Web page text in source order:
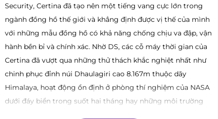
Security, Certina đã tạo nên một tiếng vang cực lớn trong
ngành đồng hồ thế giới và khẳng định được vị thế của mình
với những mẫu đồng hồ có khả năng chống chịu va đập, vận
hành bền bỉ và chính xác. Nhờ DS, các cỗ máy thời gian của
Certina đã vượt qua những thử thách khắc nghiệt nhất như
chinh phục đỉnh núi Dhaulagiri cao 8.167m thuộc dãy
Himalaya, hoạt động ổn định ở phòng thí nghiệm của NASA
dưới đáy biển trong suốt hai tháng hay những môi trường